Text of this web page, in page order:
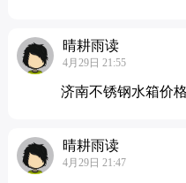
晴耕雨读
4月29日 21:55
济南不锈钢水箱价
晴耕雨读
4月29日 21:47